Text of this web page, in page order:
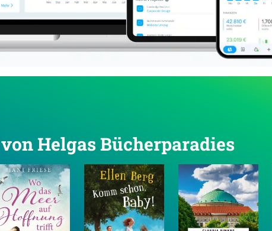
Helgas Bücherparadies